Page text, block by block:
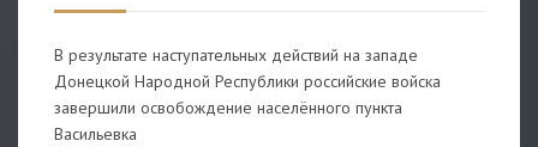
В результате наступательных действий на западе
Донецкой Народной Республики российские войска
завершили освобождение населённого пункта
Васильевка